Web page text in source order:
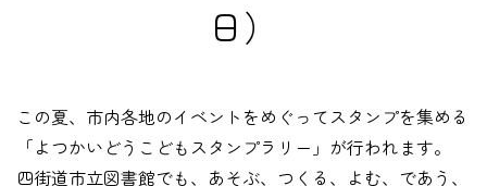
日）
この夏、市内各地のイベントをめぐってスタンプを集める
「よつかいどうこどもスタンプラリー」が行われます。
四街道市立図書館でも、あそぶ、つくる、よむ、であう、